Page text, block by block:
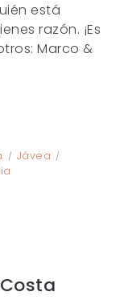
está
razón. ¡Es
Marco &
Jávea